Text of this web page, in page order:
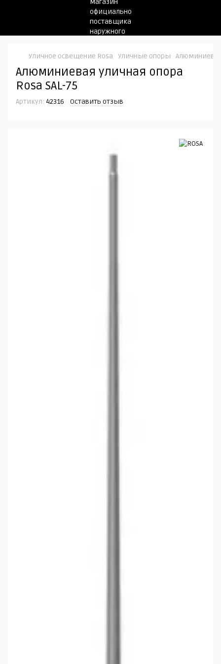
Уличное освещение Rosa Уличные опоры Алюминиевая
Алюминиевая уличная опора
Rosa SAL-75
Артикул: 42316 Оставить отзыв